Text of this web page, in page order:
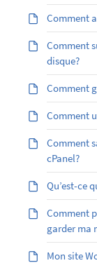
Comment
Comment
disque?
Comment
Comment
Comment
cPanel?
Qu’est-ce
Comment
garder ma
Mon site